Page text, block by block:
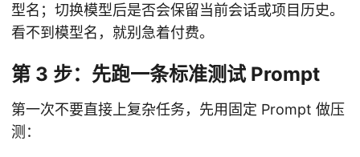
型名；切换模型后是否会保留当前会话或项目历史。
看不到模型名，就别急着付费。
第 3 步：先跑一条标准测试 Prompt
第一次不要直接上复杂任务，先用固定 Prompt 做压
测：